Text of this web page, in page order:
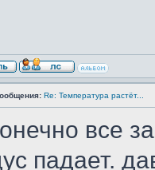
Re: Температура растёт...
все
падает.